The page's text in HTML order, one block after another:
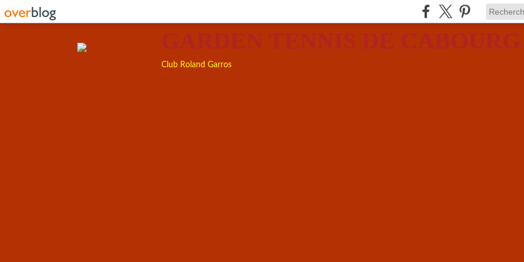
GARDEN TENNIS DE CABOURG
Club Roland Garros